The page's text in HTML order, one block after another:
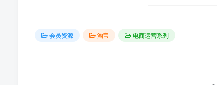
会员资源 淘宝 电商运营系列